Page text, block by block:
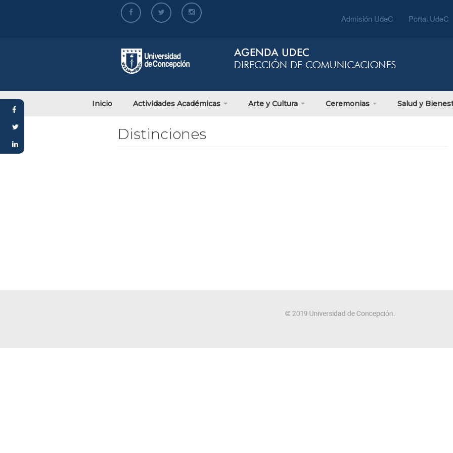
Inicio Actividades Académicas Arte y Cultura Ceremonias Salud y
Admisión UdeC Portal UdeC
Distinciones